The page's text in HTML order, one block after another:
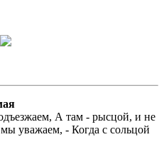
А там - рысцой, и не
уважаем, - Когда с сольцой